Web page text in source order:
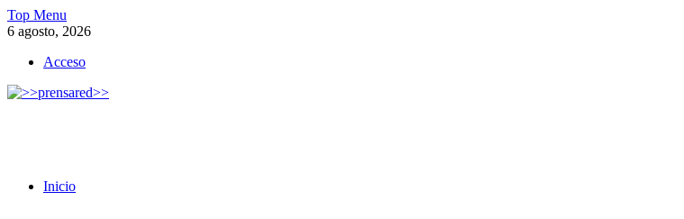
Skip
to
Top Menu
6 agosto, 2026
Acceso
Inicio